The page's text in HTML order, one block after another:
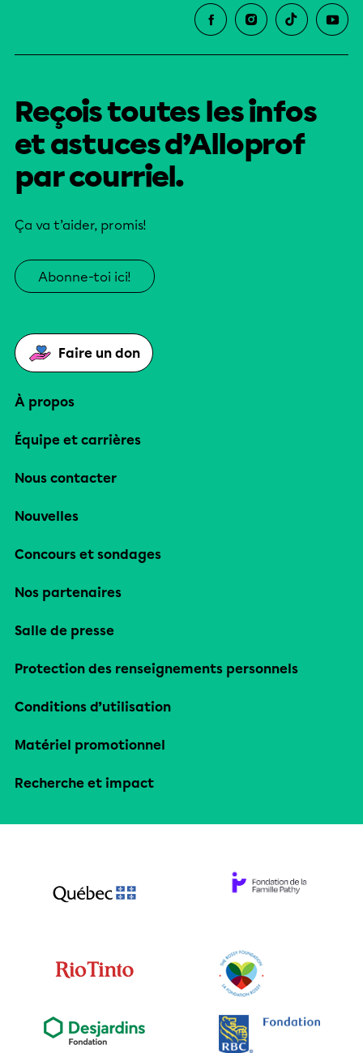
Reçois toutes les infos
et astuces d’Alloprof
par courriel.
Ça va t’aider, promis!
Abonne-toi ici!
Faire un don
À propos
Équipe et carrières
Nous contacter
Nouvelles
Concours et sondages
Nos partenaires
Salle de presse
Protection des renseignements personnels
Conditions d’utilisation
Matériel promotionnel
Recherche et impact